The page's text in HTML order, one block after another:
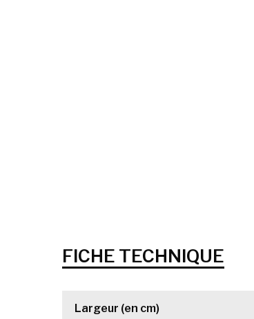
FICHE TECHNIQUE
Largeur (en cm)